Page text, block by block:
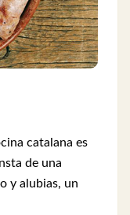
catalana es
de una
y alubias, un